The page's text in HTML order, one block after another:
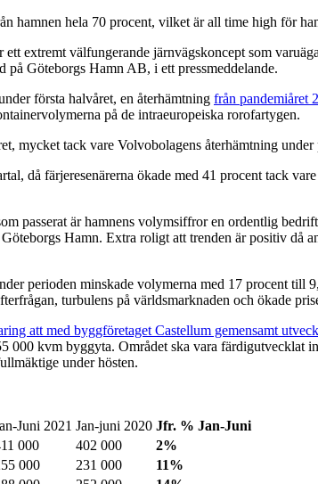
hamnen hela 70 procent, vilket är all time high för
extremt välfungerande järnvägskoncept som
Göteborgs Hamn AB, i ett pressmeddelande.
första halvåret, en återhämtning från pandemiåret
på de intraeuropeiska rorofartygen.
mycket tack vare Volvobolagens återhämtning under
då färjeresenärerna ökade med 41 procent tack
passerat är hamnens volymsiffror en ordentlig
Hamn. Extra roligt att trenden är positiv då
perioden minskade volymerna med 17 procent
turbulens på världsmarknaden och ökade
att med byggföretaget Castellum gemensamt
kvm byggyta. Området ska vara färdigutvecklat
under hösten.
Juni 2021 Jan-juni 2020 Jfr. % Jan-Juni
000 402 000
2%
000 231 000
11%